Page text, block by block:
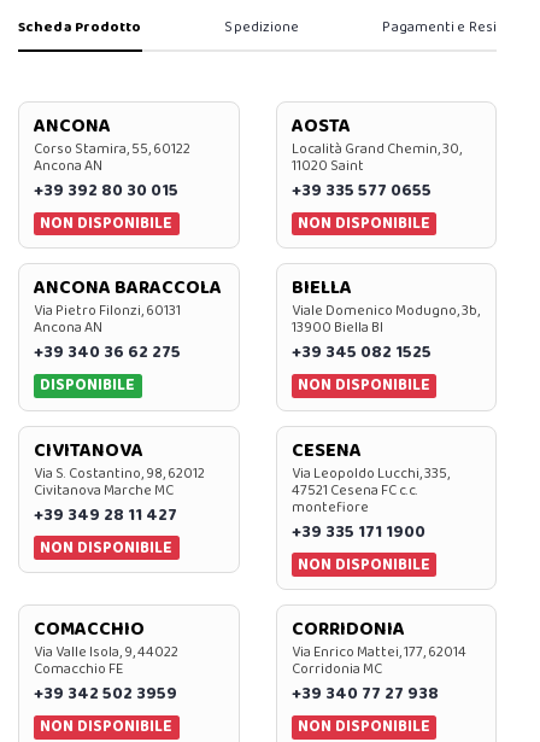
Scheda Prodotto Spedizione Pagamenti e Resi
ANCONA
Corso Stamira, 55, 60122
Ancona AN
+39 392 80 30 015
NON DISPONIBILE
AOSTA
Località Grand Chemin, 30,
11020 Saint
+39 335 577 0655
NON DISPONIBILE
ANCONA BARACCOLA
Via Pietro Filonzi, 60131
Ancona AN
+39 340 36 62 275
DISPONIBILE
BIELLA
Viale Domenico Modugno, 3b,
13900 Biella BI
+39 345 082 1525
NON DISPONIBILE
CIVITANOVA
Via S. Costantino, 98, 62012
Civitanova Marche MC
+39 349 28 11 427
NON DISPONIBILE
CESENA
Via Leopoldo Lucchi, 335,
47521 Cesena FC c.c.
montefiore
+39 335 171 1900
NON DISPONIBILE
COMACCHIO
Via Valle Isola, 9, 44022
Comacchio FE
+39 342 502 3959
NON DISPONIBILE
CORRIDONIA
Via Enrico Mattei, 177, 62014
Corridonia MC
+39 340 77 27 938
NON DISPONIBILE